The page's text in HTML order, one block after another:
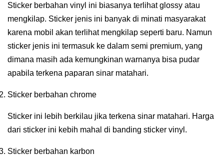
Sticker berbahan vinyl ini biasanya terlihat glossy atau
mengkilap. Sticker jenis ini banyak di minati masyarakat
karena mobil akan terlihat mengkilap seperti baru. Namun
sticker jenis ini termasuk ke dalam semi premium, yang
dimana masih ada kemungkinan warnanya bisa pudar
apabila terkena paparan sinar matahari.
Sticker berbahan chrome
Sticker ini lebih berkilau jika terkena sinar matahari. Harga
dari sticker ini kebih mahal di banding sticker vinyl.
Sticker berbahan karbon